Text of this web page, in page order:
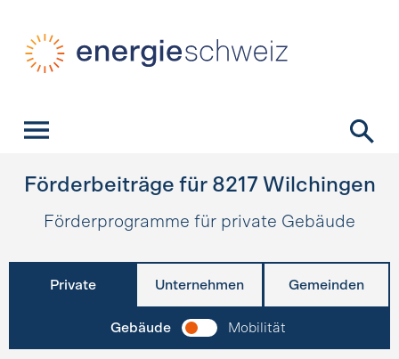
Förderbeiträge für 8217 Wilchingen
Förderprogramme für private Gebäude
Private Unternehmen Gemeinden
Gebäude Mobilität